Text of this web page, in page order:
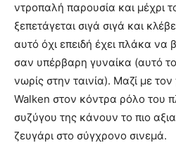
ντροπαλή παρουσία και μέχρι
ξεπετάγεται σιγά σιγά και
αυτό όχι επειδή έχει πλάκα να
σαν υπέρβαρη γυναίκα (αυτό
νωρίς στην ταινία). Μαζί με
Walken στον κόντρα ρόλο του
συζύγου της κάνουν το πιο
ζευγάρι στο σύγχρονο σινεμά.